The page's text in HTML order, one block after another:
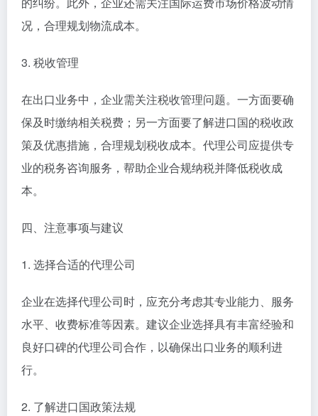
况，合理规划物流成本。
3. 税收管理
在出口业务中，企业需关注税收管理问题。一方面要确
保及时缴纳相关税费；另一方面要了解进口国的税收政
策及优惠措施，合理规划税收成本。代理公司应提供专
业的税务咨询服务，帮助企业合规纳税并降低税收成
本。
四、注意事项与建议
1. 选择合适的代理公司
企业在选择代理公司时，应充分考虑其专业能力、服务
水平、收费标准等因素。建议企业选择具有丰富经验和
良好口碑的代理公司合作，以确保出口业务的顺利进
行。
2. 了解进口国政策法规